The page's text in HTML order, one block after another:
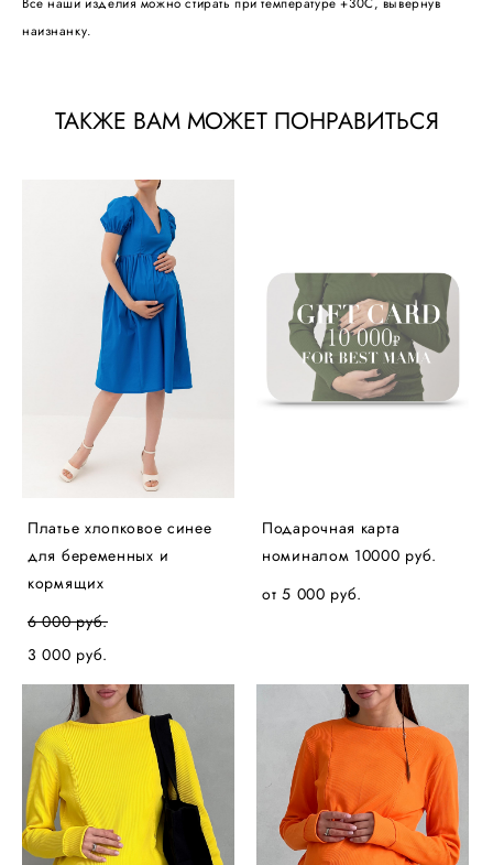
Все наши изделия можно стирать при температуре +30С, вывернув
наизнанку.
ТАКЖЕ ВАМ МОЖЕТ ПОНРАВИТЬСЯ
Платье хлопковое синее
для беременных и
кормящих
6 000 pуб.
3 000 pуб.
Подарочная карта
номиналом 10000 руб.
от 5 000 pуб.